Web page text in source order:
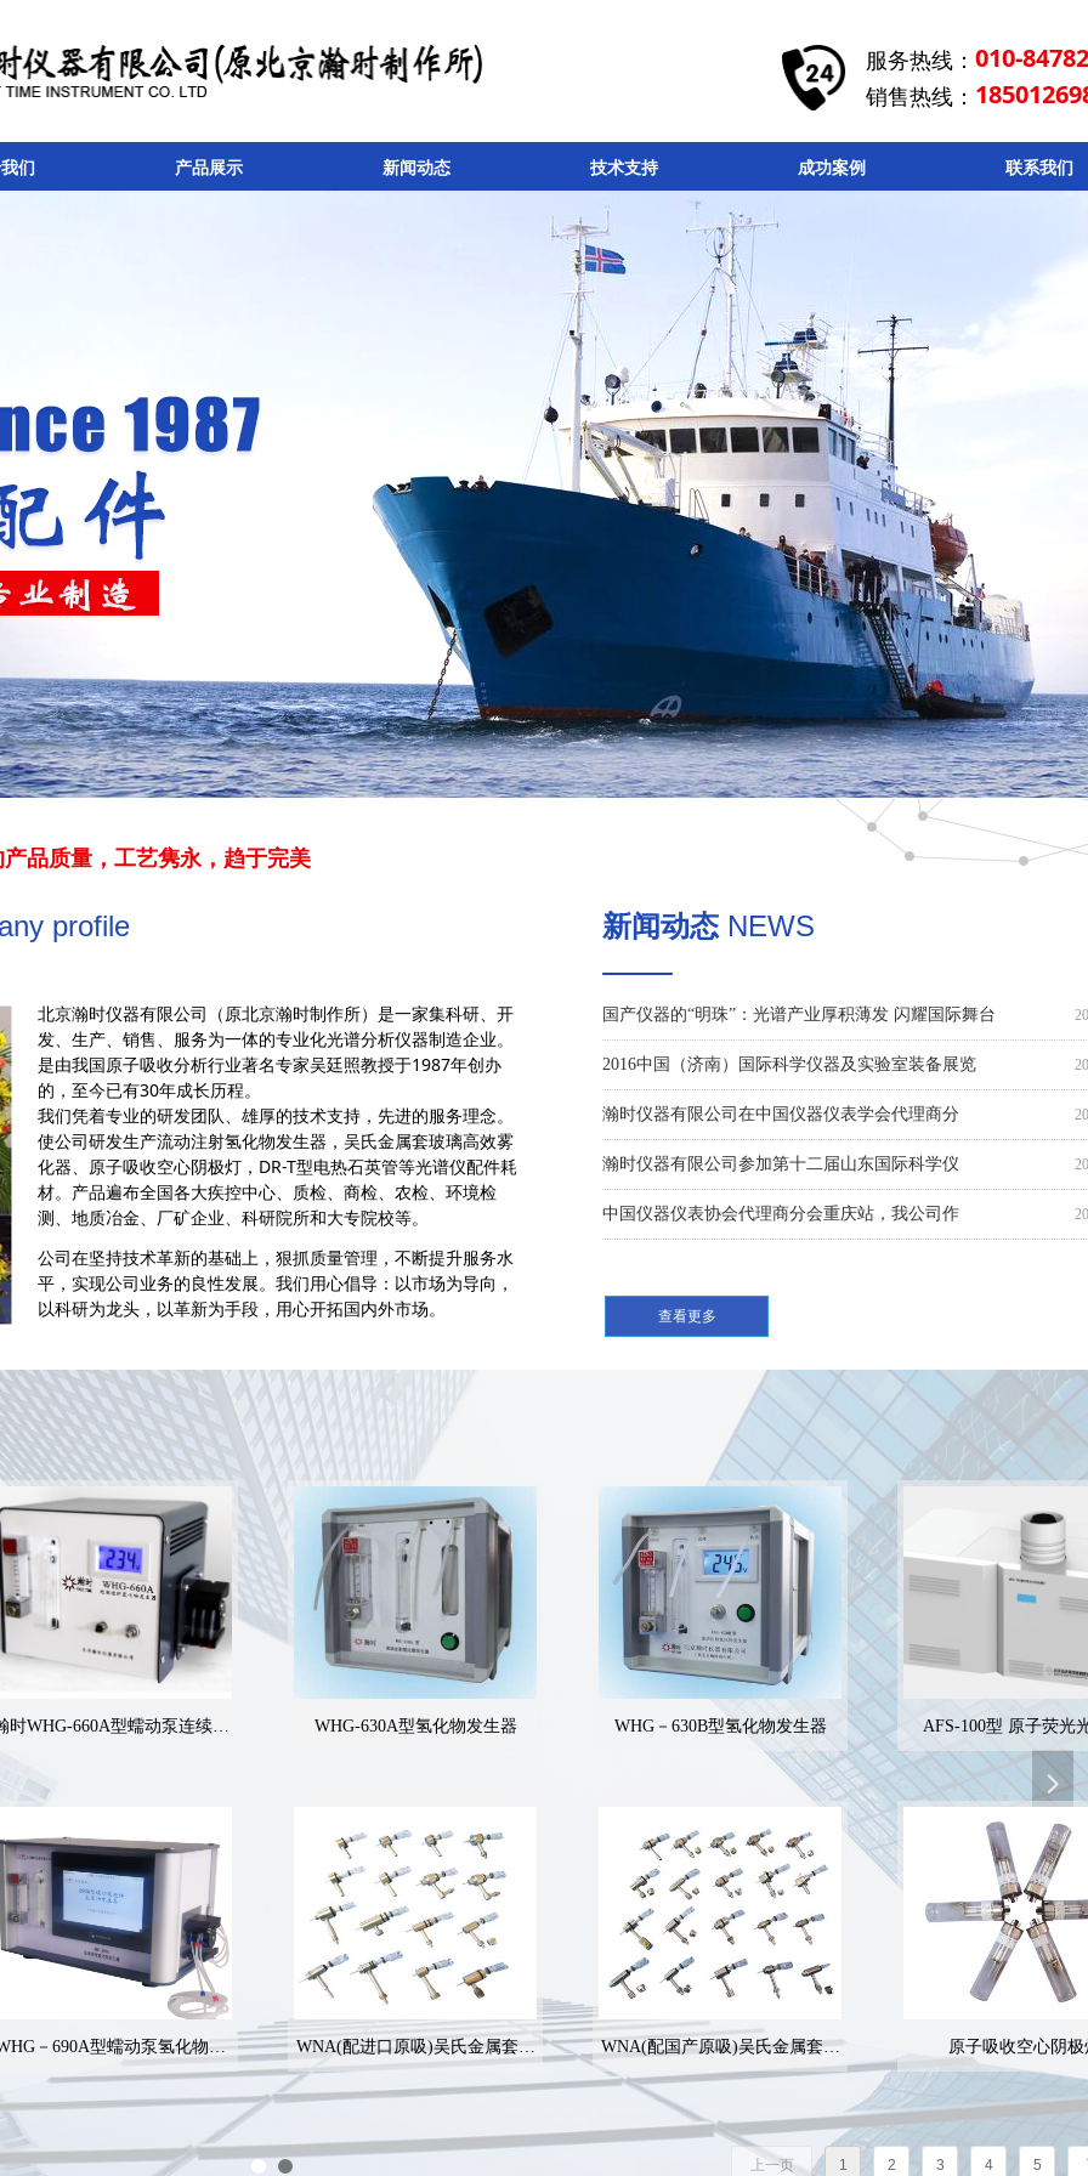
넲
品质量，工艺隽永，趋于完美
北京瀚时仪器有限公司（原北京瀚时制作所）是一家集科研、开
发、生产、销售、服务为一体的专业化光谱分析仪器制造企业。
是由我国原子吸收分析行业著名专家吴廷照教授于1987年创办
的，至今已有30年成长历程。
我们凭着专业的研发团队、雄厚的技术支持，先进的服务理念。
使公司研发生产流动注射氢化物发生器，吴氏金属套玻璃高效雾
化器、原子吸收空心阴极灯，DR-T型电热石英管等光谱仪配件耗
材。产品遍布全国各大疾控中心、质检、商检、农检、环境检
测、地质冶金、厂矿企业、科研院所和大专院校等。
公司在坚持技术革新的基础上，狠抓质量管理，不断提升服务水
平，实现公司业务的良性发展。我们用心倡导：以市场为导向，
以科研为龙头，以革新为手段，用心开拓国内外市场。
们 产品展示 新闻动态 技术支持 成功案例 联系我们
PRODUCT DISPALY
profile
010-
新闻动态
产品展示
NEWS
服务热线：
销售热线：
国产仪器的“明珠”：光谱产业厚积薄发 闪耀国际舞台
2016中国（济南）国际科学仪器及实验室装备展览
瀚时仪器有限公司在中国仪器仪表学会代理商分
瀚时仪器有限公司参加第十二届山东国际科学仪
中国仪器仪表协会代理商分会重庆站，我公司作
查看更多
时WHG-660A型蠕动泵连续进
WHG-630A型氢化物发生器 WHG－630B型氢化物发生器 AFS-100型 原子
－690A型蠕动泵氢化物发
生器
WNA(配进口原吸)吴氏金属套玻
璃高效雾化器
WNA(配国产原吸)吴氏金属套玻
璃高效雾化器
原子吸收空心阴极
上一页 1 2 3 4 5